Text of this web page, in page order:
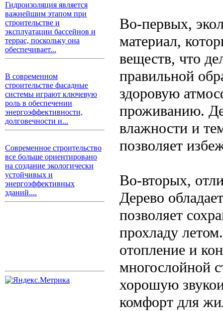
Гидроизоляция является
важнейшим этапом при
строительстве и
эксплуатации бассейнов и
террас, поскольку она
обеспечивает...
В современном
строительстве фасадные
системы играют ключевую
роль в обеспечении
энергоэффективности,
долговечности и...
Современное строительство
все больше ориентировано
на создание экологически
устойчивых и
энергоэффективных
зданий....
Во-первых,
материал,
веществ, что
правильной
здоровую
проживанию.
влажности и
позволяет
Во-вторых,
Дерево
позволяет
прохладу
отопление и
многослойной
хорошую
комфорт для